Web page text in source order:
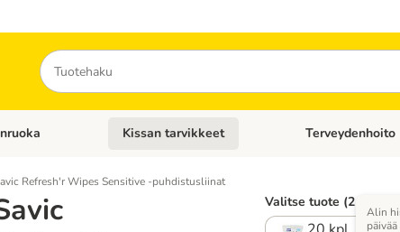
Hae
Koiran tarvikkeet
Avaa kategoriavalikko: Kissanruoka
Kissan tarvikkeet Avaa
Terveydenhoito
Refresh'r Wipes Sensitive -puhdistusliinat
Valitse tuote (2
Alin